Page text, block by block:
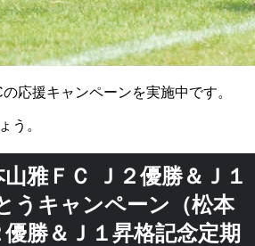
応援キャンペーンを実施中です。
う。
雅ＦＣ Ｊ２優勝＆Ｊ１
うキャンペーン（松本
勝＆Ｊ１昇格記念定期